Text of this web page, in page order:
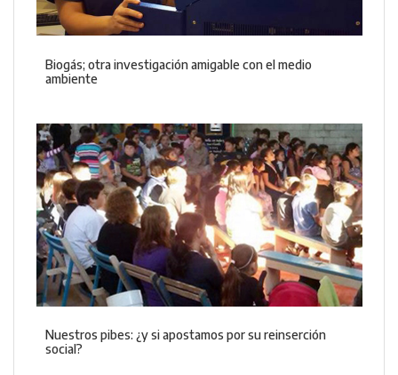
Biogás; otra investigación amigable con el medio
ambiente
Nuestros pibes: ¿y si apostamos por su reinserción
social?